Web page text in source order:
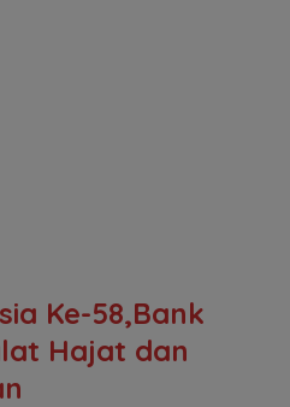
Ke-58,Bank
Hajat dan